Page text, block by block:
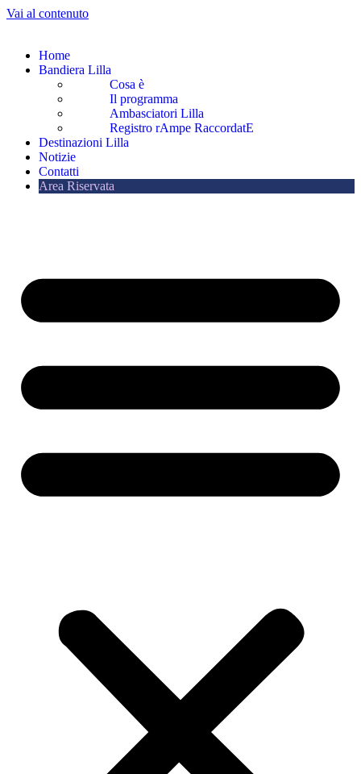
Vai al contenuto
Home
Bandiera Lilla
Cosa è
Il programma
Ambasciatori Lilla
Registro rAmpe RaccordatE
Destinazioni Lilla
Notizie
Contatti
Area Riservata